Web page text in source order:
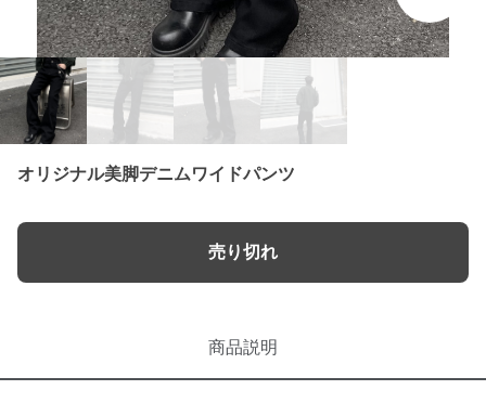
オリジナル美脚デニムワイドパンツ
売り切れ
商品説明